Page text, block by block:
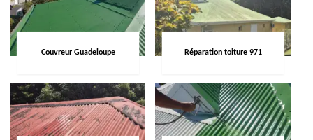
Couvreur Guadeloupe Réparation toiture 971